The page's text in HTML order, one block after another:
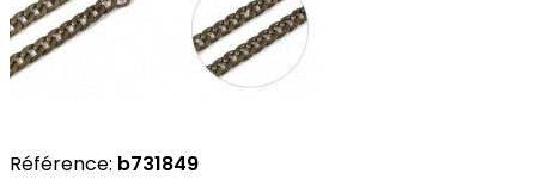
Référence: b731849